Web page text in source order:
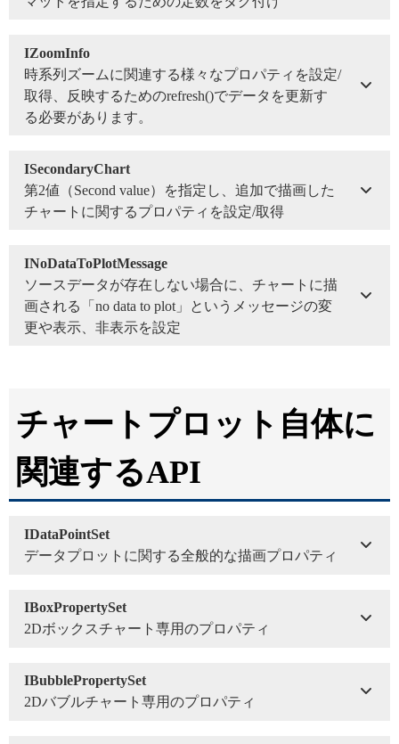
IZoomInfo
時系列ズームに関連する様々なプロパティを設定/
取得、反映するためのrefresh()でデータを更新す
る必要があります。
ISecondaryChart
第2値（Second value）を指定し、追加で描画した
チャートに関するプロパティを設定/取得
INoDataToPlotMessage
ソースデータが存在しない場合に、チャートに描
画される「no data to plot」というメッセージの変
更や表示、非表示を設定
チャートプロット自体に
関連するAPI
IDataPointSet
データプロットに関する全般的な描画プロパティ
IBoxPropertySet
2Dボックスチャート専用のプロパティ
IBubblePropertySet
2Dバブルチャート専用のプロパティ